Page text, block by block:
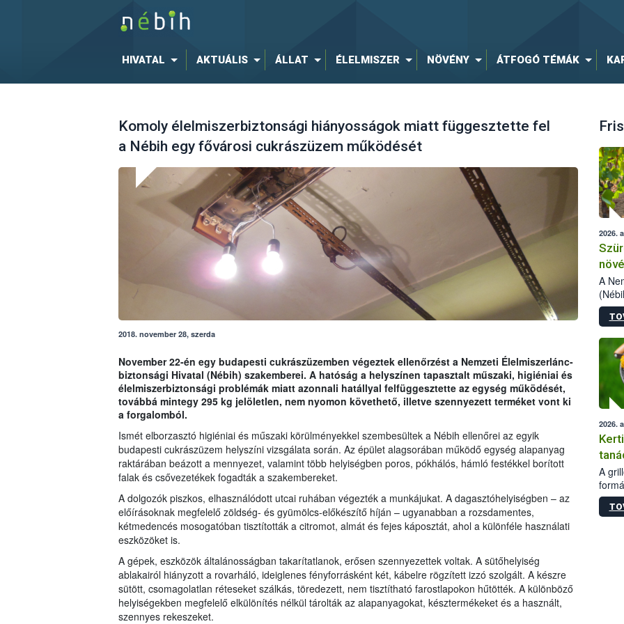
HIVATAL AKTUÁLIS ÁLLAT ÉLELMISZER NÖVÉNY ÁTFOGÓ TÉMÁK
Komoly élelmiszerbiztonsági hiányosságok miatt függesztette fel
a Nébih egy fővárosi cukrászüzem működését
2018. november 28, szerda
November 22-én egy budapesti cukrászüzemben végeztek ellenőrzést a Nemzeti Élelmiszerlánc-
biztonsági Hivatal (Nébih) szakemberei. A hatóság a helyszínen tapasztalt műszaki, higiéniai és
élelmiszerbiztonsági problémák miatt azonnali hatállyal felfüggesztette az egység működését,
továbbá mintegy 295 kg jelöletlen, nem nyomon követhető, illetve szennyezett terméket vont ki
a forgalomból.
Ismét elborzasztó higiéniai és műszaki körülményekkel szembesültek a Nébih ellenőrei az egyik
budapesti cukrászüzem helyszíni vizsgálata során. Az épület alagsorában működő egység alapanyag
raktárában beázott a mennyezet, valamint több helyiségben poros, pókhálós, hámló festékkel borított
falak és csővezetékek fogadták a szakembereket.
A dolgozók piszkos, elhasználódott utcai ruhában végezték a munkájukat. A dagasztóhelyiségben – az
előírásoknak megfelelő zöldség- és gyümölcs-előkészítő híján – ugyanabban a rozsdamentes,
kétmedencés mosogatóban tisztították a citromot, almát és fejes káposztát, ahol a különféle használati
eszközöket is.
A gépek, eszközök általánosságban takarítatlanok, erősen szennyezettek voltak. A sütőhelyiség
ablakairól hiányzott a rovarháló, ideiglenes fényforrásként két, kábelre rögzített izzó szolgált. A készre
sütött, csomagolatlan réteseket szálkás, töredezett, nem tisztítható farostlapokon hűtötték. A különböző
helyiségekben megfelelő elkülönítés nélkül tárolták az alapanyagokat, késztermékeket és a használt,
szennyes rekeszeket.
2026.
A
Az
2026.
A